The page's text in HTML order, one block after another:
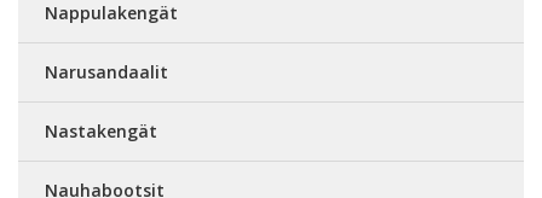
Nappulakengät
Narusandaalit
Nastakengät
Nauhabootsit